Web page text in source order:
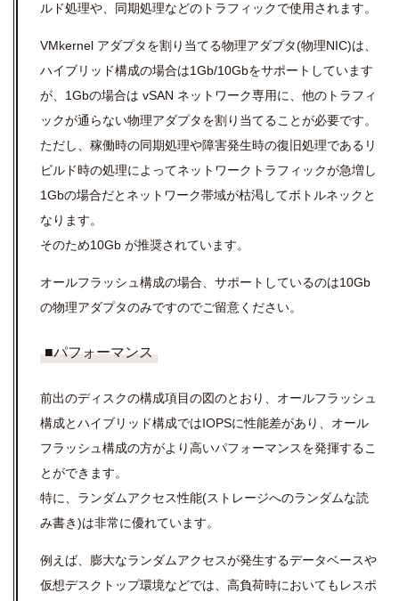
ルド処理や、同期処理などのトラフィックで使⽤されます。
VMkernel アダプタを割り当てる物理アダプタ(物理NIC)は、
ハイブリッド構成の場合は1Gb/10Gbをサポートしています
が、1Gbの場合は vSAN ネットワーク専用に、他のトラフィ
ックが通らない物理アダプタを割り当てることが必要です。
ただし、稼働時の同期処理や障害発生時の復旧処理であるリ
ビルド時の処理によってネットワークトラフィックが急増し
1Gbの場合だとネットワーク帯域が枯渇してボトルネックと
なります。
そのため10Gb が推奨されています。
オールフラッシュ構成の場合、サポートしているのは10Gb
の物理アダプタのみですのでご留意ください。
■パフォーマンス
前出のディスクの構成項目の図のとおり、オールフラッシュ
構成とハイブリッド構成ではIOPSに性能差があり、オール
フラッシュ構成の方がより高いパフォーマンスを発揮するこ
とができます。
特に、ランダムアクセス性能(ストレージへのランダムな読
み書き)は非常に優れています。
例えば、膨大なランダムアクセスが発生するデータベースや
仮想デスクトップ環境などでは、高負荷時においてもレスポ